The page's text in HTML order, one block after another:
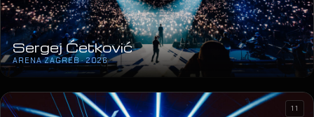
Sergej Ćetković
ARENA ZAGREB · 2026
11